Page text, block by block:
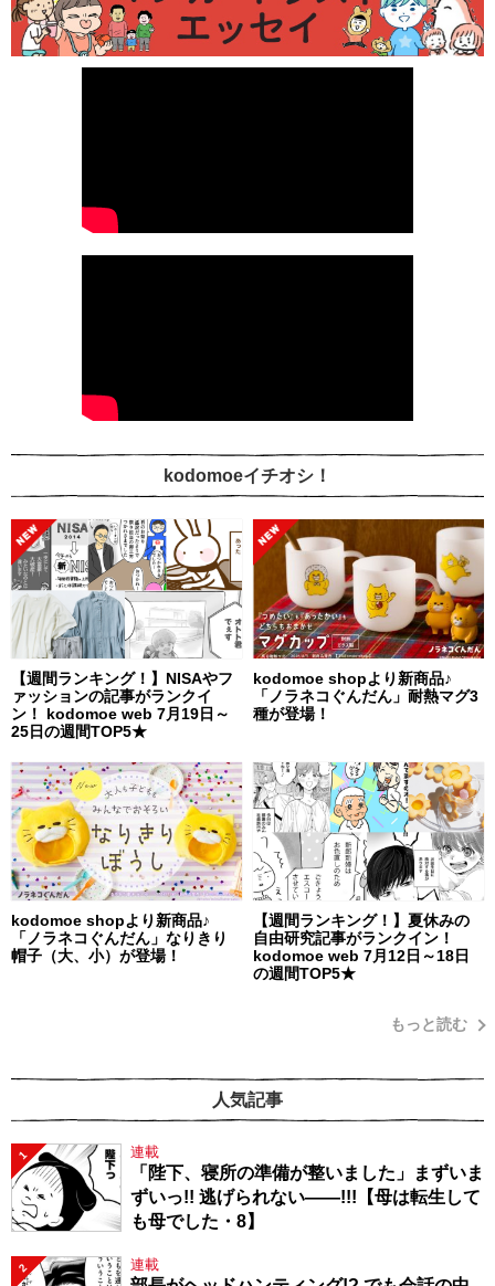
kodomoeイチオシ！
【週間ランキング！】NISAやフ
ァッションの記事がランクイ
ン！ kodomoe web 7月19日～
25日の週間TOP5★
kodomoe shopより新商品♪
「ノラネコぐんだん」耐熱マグ3
種が登場！
kodomoe shopより新商品♪
「ノラネコぐんだん」なりきり
帽子（大、小）が登場！
【週間ランキング！】夏休みの
自由研究記事がランクイン！
kodomoe web 7月12日～18日
の週間TOP5★
もっと読む
人気記事
1 連載
「陛下、寝所の準備が整いました」まずいま
ずいっ!! 逃げられない――!!!【母は転生して
も母でした・8】
2 連載